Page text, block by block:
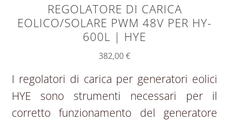
REGOLATORE DI CARICA
EOLICO/SOLARE PWM 48V PER HY-
600L | HYE
382,00€
I regolatori di carica per generatori eolici
HYE sono strumenti necessari per il
corretto funzionamento del generatore